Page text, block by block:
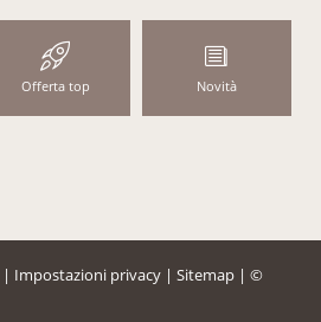
Offerta top Novità
| Impostazioni privacy | Sitemap | ©